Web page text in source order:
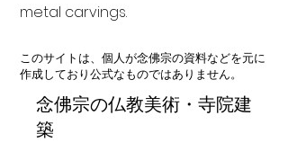
念佛宗の仏教美術・寺院建
築
metal carvings.
このサイトは、個人が念佛宗の資料などを元に
作成しており公式なものではありません。